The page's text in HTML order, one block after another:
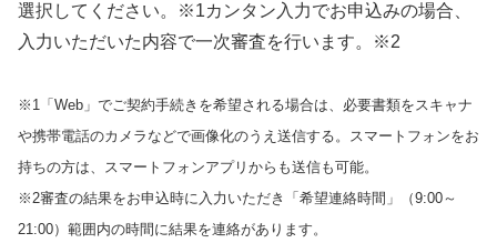
選択してください。※1カンタン入力でお申込みの場合、
入力いただいた内容で一次審査を行います。※2
※1「Web」でご契約手続きを希望される場合は、必要書類をスキャナ
や携帯電話のカメラなどで画像化のうえ送信する。スマートフォンをお
持ちの方は、スマートフォンアプリからも送信も可能。
※2審査の結果をお申込時に入力いただき「希望連絡時間」（9:00～
21:00）範囲内の時間に結果を連絡があります。